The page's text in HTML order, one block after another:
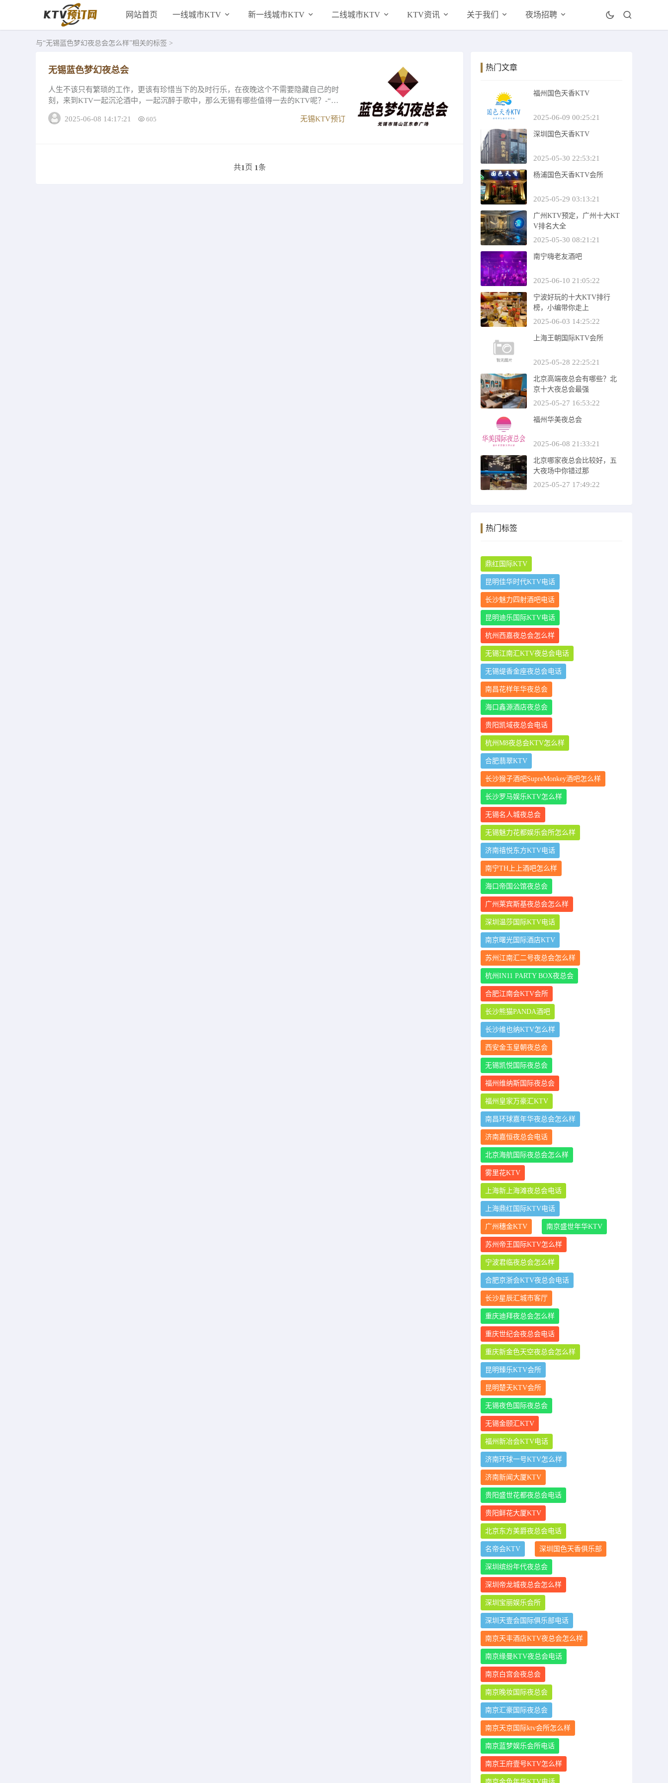
网站首页 一线城市KTV 新一线城市KTV 二线城市KTV KTV资讯 关于我们 夜场招聘
与“无锡蓝色梦幻夜总会怎么样”相关的标签 >
无锡蓝色梦幻夜总会
人生不该只有繁琐的工作，更该有珍惜当下的及时行乐，在夜晚这个不需要隐藏自己的时
刻，来到KTV一起沉沦酒中，一起沉醉于歌中，那么无锡有哪些值得一去的KTV呢？-“无
锡蓝色梦幻夜总会&rdqu...
2025-06-08 14:17:21
605 无锡KTV预订
共1 页 1条
热门文章
福州国色天香KTV
2025-06-09 00:25:21
深圳国色天香KTV
2025-05-30 22:53:21
杨浦国色天香KTV会所
2025-05-29 03:13:21
广州KTV预定，广州十大KT
V排名大全
2025-05-30 08:21:21
南宁嗨老友酒吧
2025-06-10 21:05:22
宁波好玩的十大KTV排行
榜，小编带你走上
2025-06-03 14:25:22
上海王朝国际KTV会所
2025-05-28 22:25:21
北京高端夜总会有哪些？北
京十大夜总会最强
2025-05-27 16:53:22
福州华美夜总会
2025-06-08 21:33:21
北京哪家夜总会比较好，五
大夜场中你错过那
2025-05-27 17:49:22
热门标签
鼎红国际KTV
昆明佳华时代KTV电话
长沙魅力四射酒吧电话
昆明迪乐国际KTV电话
杭州西嘉夜总会怎么样
无锡江南汇KTV夜总会电话
无锡缇香金座夜总会电话
南昌花样年华夜总会
海口鑫源酒店夜总会
贵阳凯域夜总会电话
杭州M8夜总会KTV怎么样
合肥翡翠KTV
长沙猴子酒吧SupreMonkey酒吧怎么样
长沙罗马娱乐KTV怎么样
无锡名人城夜总会
无锡魅力花都娱乐会所怎么样
济南禧悦东方KTV电话
南宁TH上上酒吧怎么样
海口帝国公馆夜总会
广州莱宾斯基夜总会怎么样
深圳温莎国际KTV电话
南京曙光国际酒店KTV
苏州江南汇二号夜总会怎么样
杭州IN11 PARTY BOX夜总会
合肥江南会KTV会所
长沙熊猫PANDA酒吧
长沙维也纳KTV怎么样
西安金玉皇朝夜总会
无锡凯悦国际夜总会
福州维纳斯国际夜总会
福州皇家万豪汇KTV
南昌环球嘉年华夜总会怎么样
济南嘉恒夜总会电话
北京海航国际夜总会怎么样
雾里花KTV
上海新上海滩夜总会电话
上海鼎红国际KTV电话
广州穗金KTV 南京盛世年华KTV
苏州帝王国际KTV怎么样
宁波君临夜总会怎么样
合肥京浙会KTV夜总会电话
长沙星辰汇城市客厅
重庆迪拜夜总会怎么样
重庆世纪会夜总会电话
重庆新金色天空夜总会怎么样
昆明臻乐KTV会所
昆明楚天KTV会所
无锡夜色国际夜总会
无锡金颐汇KTV
福州新冶会KTV电话
济南环球一号KTV怎么样
济南新闻大厦KTV
贵阳盛世花都夜总会电话
贵阳鲜花大厦KTV
北京东方美爵夜总会电话
名帝会KTV 深圳国色天香俱乐部
深圳缤纷年代夜总会
深圳帝龙城夜总会怎么样
深圳宝丽娱乐会所
深圳天壹会国际俱乐部电话
南京天丰酒店KTV夜总会怎么样
南京缘曼KTV夜总会电话
南京白宫会夜总会
南京晚妆国际夜总会
南京汇豪国际夜总会
南京天京国际ktv会所怎么样
南京蓝梦娱乐会所电话
南京王府壹号KTV怎么样